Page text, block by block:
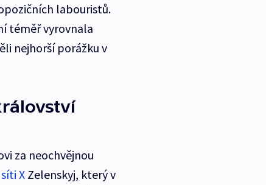
labouristů.
téměř vyrovnala
nejhorší porážku v
za neochvějnou
XZelenskyj, který v